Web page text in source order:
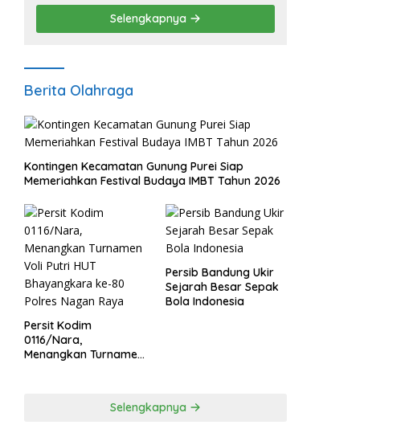
Pengembangan Sektor
Ekonomi Baru
Selengkapnya
Berita Olahraga
Kontingen Kecamatan Gunung Purei Siap
Memeriahkan Festival Budaya IMBT Tahun 2026
Persit Kodim
0116/Nara,
Menangkan Turnamen
Persib Bandung Ukir
Sejarah Besar Sepak
Bola Indonesia
Selengkapnya